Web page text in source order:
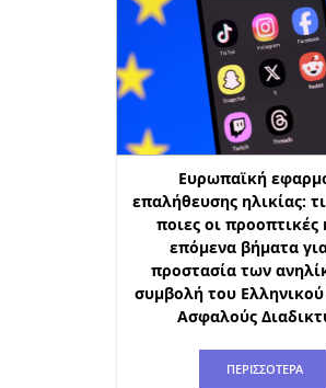
Ευρωπαϊκή
επαλήθευσης ηλικίας:
ποιες οι προοπτικές
επόμενα βήματα
προστασία των
συμβολή του
Ασφαλούς
ΠΕΡΙΣΣΟΤΕΡΑ